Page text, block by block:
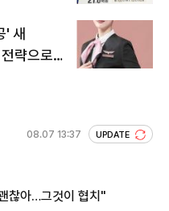
' 새
략으로
08.07 13:37 UPDATE
찮아…그것이 협치"